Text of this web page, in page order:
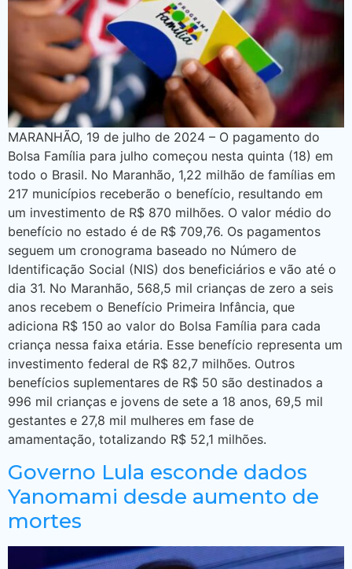
MARANHÃO, 19 de julho de 2024 – O pagamento do
Bolsa Família para julho começou nesta quinta (18) em
todo o Brasil. No Maranhão, 1,22 milhão de famílias em
217 municípios receberão o benefício, resultando em
um investimento de R$ 870 milhões. O valor médio do
benefício no estado é de R$ 709,76. Os pagamentos
seguem um cronograma baseado no Número de
Identificação Social (NIS) dos beneficiários e vão até o
dia 31. No Maranhão, 568,5 mil crianças de zero a seis
anos recebem o Benefício Primeira Infância, que
adiciona R$ 150 ao valor do Bolsa Família para cada
criança nessa faixa etária. Esse benefício representa um
investimento federal de R$ 82,7 milhões. Outros
benefícios suplementares de R$ 50 são destinados a
996 mil crianças e jovens de sete a 18 anos, 69,5 mil
gestantes e 27,8 mil mulheres em fase de
amamentação, totalizando R$ 52,1 milhões.
Governo Lula esconde dados
Yanomami desde aumento de
mortes